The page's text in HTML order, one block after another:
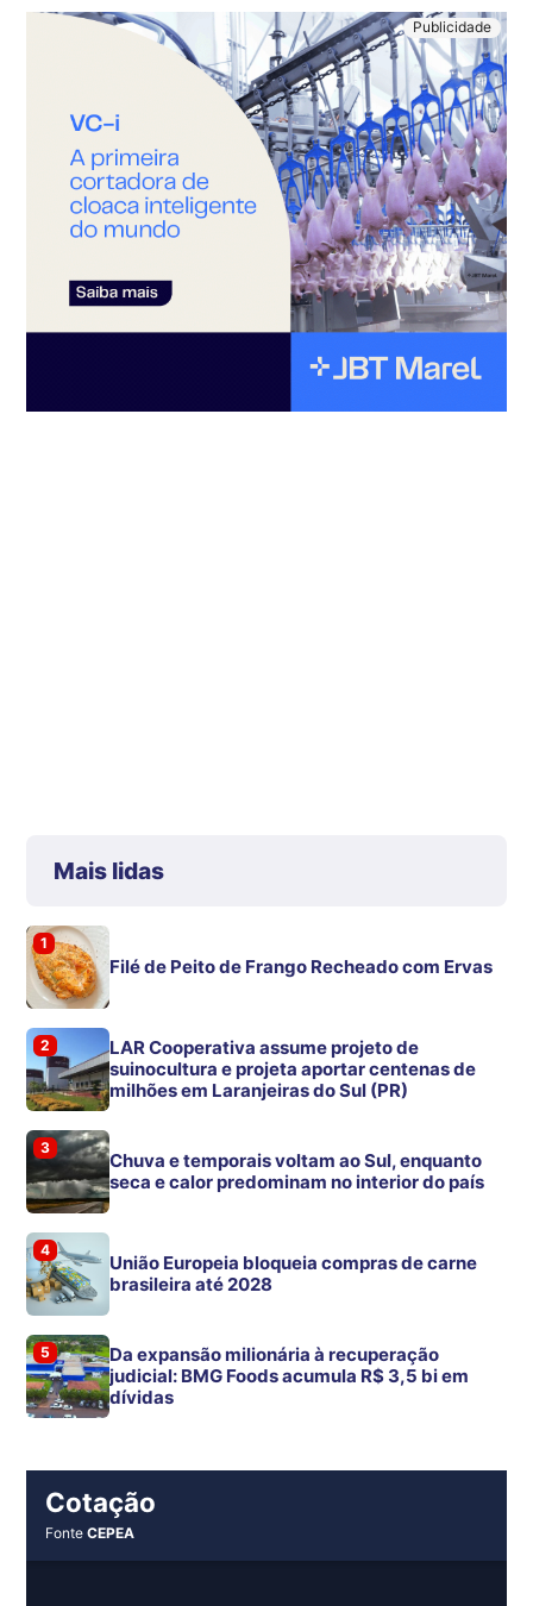
Mais lidas
1
Filé de Peito de Frango Recheado com Ervas
2
LAR Cooperativa assume projeto de
suinocultura e projeta aportar centenas de
milhões em Laranjeiras do Sul (PR)
3
Chuva e temporais voltam ao Sul, enquanto
seca e calor predominam no interior do país
4
União Europeia bloqueia compras de carne
brasileira até 2028
5
Da expansão milionária à recuperação
judicial: BMG Foods acumula R$ 3,5 bi em
dívidas
Cotação
FonteCEPEA